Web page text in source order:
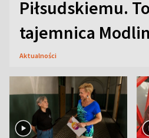
Piłsudskiemu.
tajemnica
Aktualności